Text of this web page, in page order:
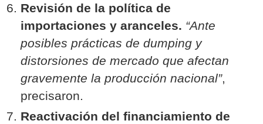
Revisión de la política de
importaciones y aranceles. “Ante
posibles prácticas de dumping y
distorsiones de mercado que afectan
gravemente la producción nacional”,
precisaron.
Reactivación del financiamiento de